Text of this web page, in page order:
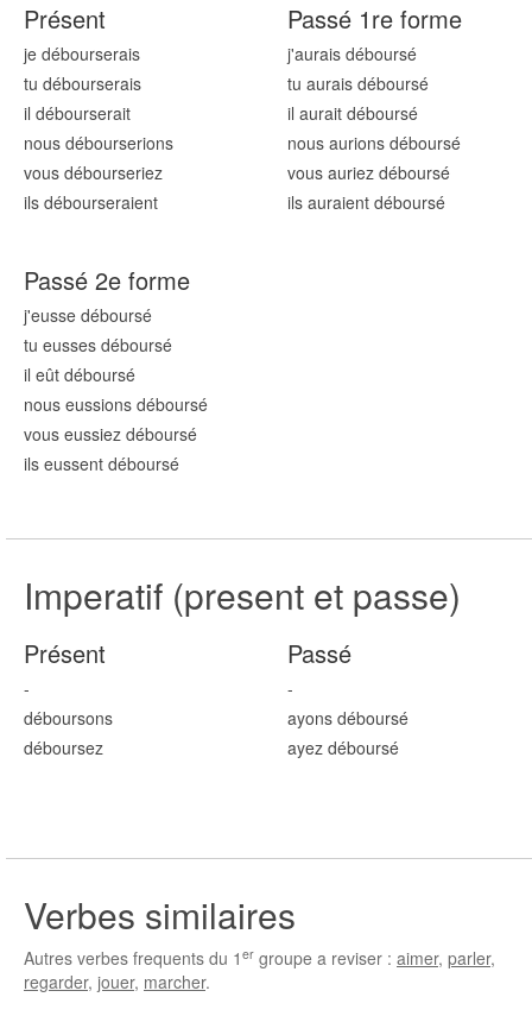
Présent
je débourserais
tu débourserais
il débourserait
nous débourserions
vous débourseriez
ils débourseraient
Passé 1re forme
j'aurais déboursé
tu aurais déboursé
il aurait déboursé
nous aurions déboursé
vous auriez déboursé
ils auraient déboursé
Passé 2e forme
j'eusse déboursé
tu eusses déboursé
il eût déboursé
nous eussions déboursé
vous eussiez déboursé
ils eussent déboursé
Imperatif (present et passe)
Présent
-
déboursons
déboursez
Passé
-
ayons déboursé
ayez déboursé
Verbes similaires
Autres verbes frequents du 1 er groupe a reviser : aimer, parler,
regarder, jouer, marcher.